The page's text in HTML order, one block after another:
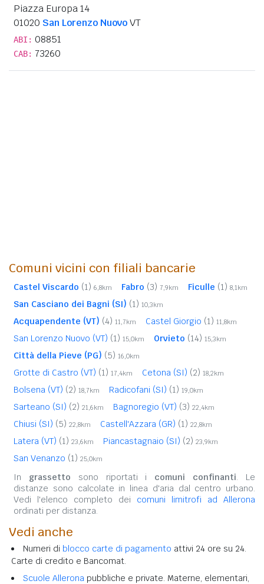
Piazza Europa 14
01020 San Lorenzo NuovoVT
ABI: 08851
CAB: 73260
Comuni vicini con filiali bancarie
Castel Viscardo (1) 6,8km Fabro (3) 7,9km Ficulle (1) 8,1km
San Casciano dei Bagni (SI) (1) 10,3km
Acquapendente (VT) (4) 11,7km Castel Giorgio (1) 11,8km
San Lorenzo Nuovo (VT) (1) 15,0km Orvieto (14) 15,3km
Città della Pieve (PG) (5) 16,0km
Grotte di Castro (VT) (1) 17,4km Cetona (SI) (2) 18,2km
Bolsena (VT) (2) 18,7km Radicofani (SI) (1) 19,0km
Sarteano (SI) (2) 21,6km Bagnoregio (VT) (3) 22,4km
Chiusi (SI) (5) 22,8km Castell'Azzara (GR) (1) 22,8km
Latera (VT) (1) 23,6km Piancastagnaio (SI) (2) 23,9km
San Venanzo (1) 25,0km
In grassetto sono riportati i comuni confinanti. Le
distanze sono calcolate in linea d'aria dal centro urbano.
Vedi l'elenco completo dei comuni limitrofi ad Allerona
ordinati per distanza.
Vedi anche
Numeri di blocco carte di pagamento attivi 24 ore su 24.
Carte di credito e Bancomat.
Scuole Allerona pubbliche e private. Materne, elementari,